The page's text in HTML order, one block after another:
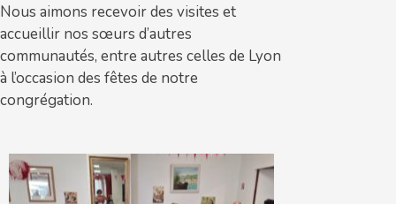
Nous aimons recevoir des visites et
accueillir nos sœurs d’autres
communautés, entre autres celles de Lyon
à l’occasion des fêtes de notre
congrégation.